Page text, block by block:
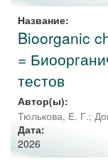
Название:
Bioorganic
=
тестов
Автор(ы):
Тюлькова, E. Г.;
Дата:
2026